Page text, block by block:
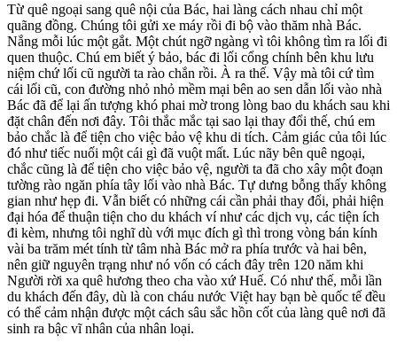
Từ quê ngoại sang quê nội của Bác, hai làng cách nhau chỉ một
quãng đồng. Chúng tôi gửi xe máy rồi đi bộ vào thăm nhà Bác.
Nắng mỗi lúc một gắt. Một chút ngỡ ngàng vì tôi không tìm ra lối đi
quen thuộc. Chú em biết ý bảo, bác đi lối cổng chính bên khu lưu
niệm chứ lối cũ người ta rào chắn rồi. À ra thế. Vậy mà tôi cứ tìm
cái lối cũ, con đường nhỏ nhỏ mềm mại bên ao sen dẫn lối vào nhà
Bác đã để lại ấn tượng khó phai mờ trong lòng bao du khách sau khi
đặt chân đến nơi đây. Tôi thắc mắc tại sao lại thay đổi thế, chú em
bảo chắc là để tiện cho việc bảo vệ khu di tích. Cảm giác của tôi lúc
đó như tiếc nuối một cái gì đã vuột mất. Lúc nãy bên quê ngoại,
chắc cũng là để tiện cho việc bảo vệ, người ta đã cho xây một đoạn
tường rào ngăn phía tây lối vào nhà Bác. Tự dưng bỗng thấy không
gian như hẹp đi. Vẫn biết có những cái cần phải thay đổi, phải hiện
đại hóa để thuận tiện cho du khách ví như các dịch vụ, các tiện ích
đi kèm, nhưng tôi nghĩ dù với mục đích gì thì trong vòng bán kính
vài ba trăm mét tính từ tâm nhà Bác mở ra phía trước và hai bên,
nên giữ nguyên trạng như nó vốn có cách đây trên 120 năm khi
Người rời xa quê hương theo cha vào xứ Huế. Có như thế, mỗi lần
du khách đến đây, dù là con cháu nước Việt hay bạn bè quốc tế đều
có thể cảm nhận được một cách sâu sắc hồn cốt của làng quê nơi đã
sinh ra bậc vĩ nhân của nhân loại.